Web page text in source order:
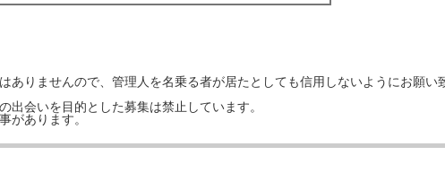
りませんので、管理人を名乗る者が居たとしても信用しないようにお願い
会いを目的とした募集は禁止しています。
があります。